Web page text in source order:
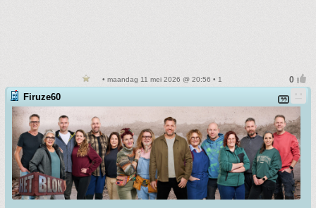
• maandag 11 mei 2026 @ 20:56 • 1
Firuze60